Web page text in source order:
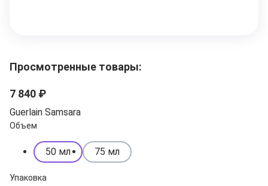
Просмотренные товары:
7 840 ₽
Guerlain Samsara
Объем
50 мл 75 мл
Упаковка